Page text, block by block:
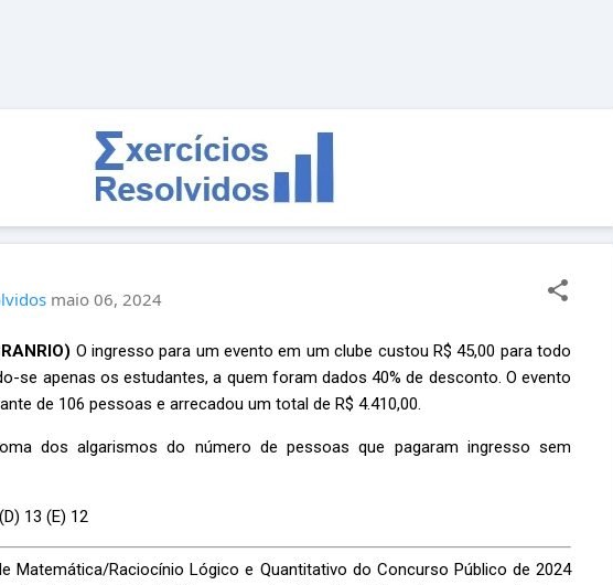
maio 06, 2024
) O ingresso para um evento em um clube custou R$ 45,00 para todo
se apenas os estudantes, a quem foram dados 40% de desconto. O evento
de 106 pessoas e arrecadou um total de R$ 4.410,00.
dos algarismos do número de pessoas que pagaram ingresso sem
13 (E) 12
Matemática/Raciocínio Lógico e Quantitativo do Concurso Público de 2024